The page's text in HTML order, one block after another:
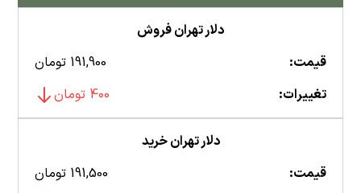
دلار تهران فروش
قیمت:
191,900 تومان
تغییرات:
400 تومان
دلار تهران خرید
قیمت:
191,500 تومان